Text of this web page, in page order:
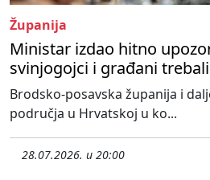
Županija
Ministar izdao hitno
svinjogojci i građani
Brodsko-posavska županija i
područja u Hrvatskoj u ko...
28.07.2026. u 20:00